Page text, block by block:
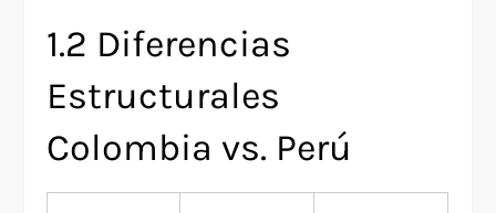
1.2 Diferencias
Estructurales
Colombia vs. Perú